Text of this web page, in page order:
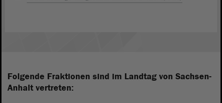
Folgende Fraktionen sind im Landtag von Sachsen-
Anhalt vertreten: